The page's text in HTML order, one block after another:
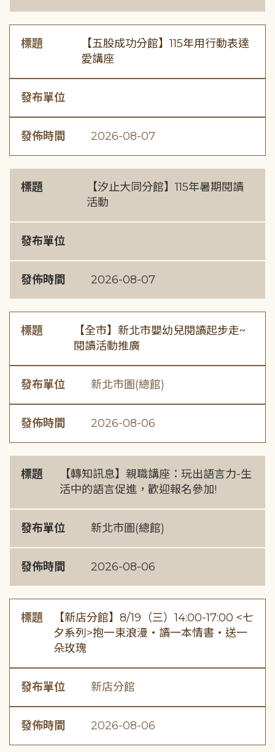
標題
【五股成功分館】115年用行動表達
愛講座
發布單位
發佈時間 2026-08-07
標題
【汐止大同分館】115年暑期閱讀
活動
發布單位
發佈時間 2026-08-07
標題
【全市】新北市嬰幼兒閱讀起步走~
閱讀活動推廣
發布單位 新北市圖(總館)
發佈時間 2026-08-06
標題
【轉知訊息】親職講座：玩出語言力-生
活中的語言促進，歡迎報名參加!
發布單位 新北市圖(總館)
發佈時間 2026-08-06
標題
【新店分館】8/19（三）14:00-17:00 <七
夕系列>抱一束浪漫・讀一本情書・送一
朵玫瑰
發布單位 新店分館
發佈時間 2026-08-06